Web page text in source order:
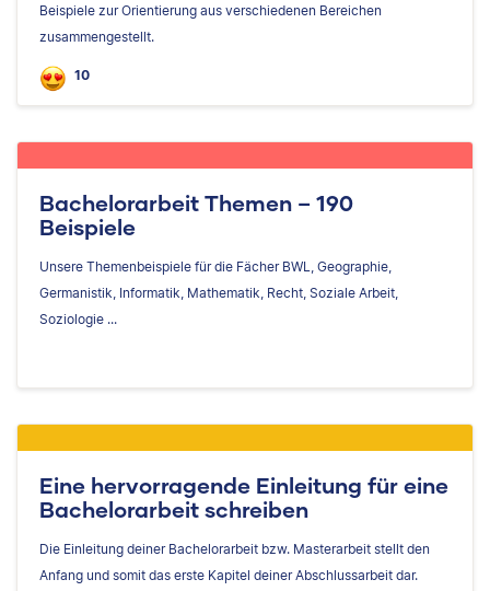
Beispiele zur Orientierung aus verschiedenen Bereichen
zusammengestellt.
10
Bachelorarbeit Themen – 190
Beispiele
Unsere Themenbeispiele für die Fächer BWL, Geographie,
Germanistik, Informatik, Mathematik, Recht, Soziale Arbeit,
Soziologie ...
Eine hervorragende Einleitung für eine
Bachelorarbeit schreiben
Die Einleitung deiner Bachelorarbeit bzw. Masterarbeit stellt den
Anfang und somit das erste Kapitel deiner Abschlussarbeit dar.